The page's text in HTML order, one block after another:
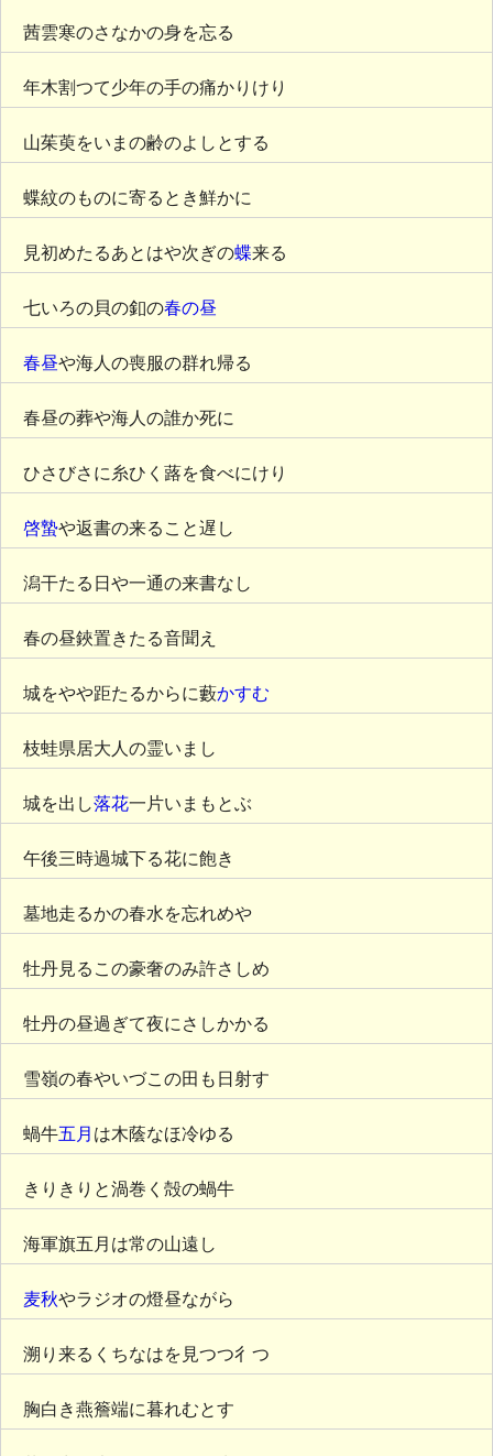
茜雲寒のさなかの身を忘る
年木割つて少年の手の痛かりけり
山茱萸をいまの齢のよしとする
蝶紋のものに寄るとき鮮かに
見初めたるあとはや次ぎの蝶来る
七いろの貝の釦の春の昼
春昼や海人の喪服の群れ帰る
春昼の葬や海人の誰か死に
ひさびさに糸ひく蕗を食べにけり
啓蟄や返書の来ること遅し
潟干たる日や一通の来書なし
春の昼鋏置きたる音聞え
城をやや距たるからに藪かすむ
枝蛙県居大人の霊いまし
城を出し落花一片いまもとぶ
午後三時過城下る花に飽き
墓地走るかの春水を忘れめや
牡丹見るこの豪奢のみ許さしめ
牡丹の昼過ぎて夜にさしかかる
雪嶺の春やいづこの田も日射す
蝸牛五月 は木蔭なほ冷ゆる
きりきりと渦巻く殻の蝸牛
海軍旗五月は常の山遠し
麦秋やラジオの燈昼ながら
溯り来るくちなはを見つつ彳つ
胸白き燕簷端に暮れむとす